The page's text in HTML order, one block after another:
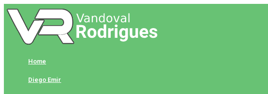
Skip
to
content
Home
Diego Emir